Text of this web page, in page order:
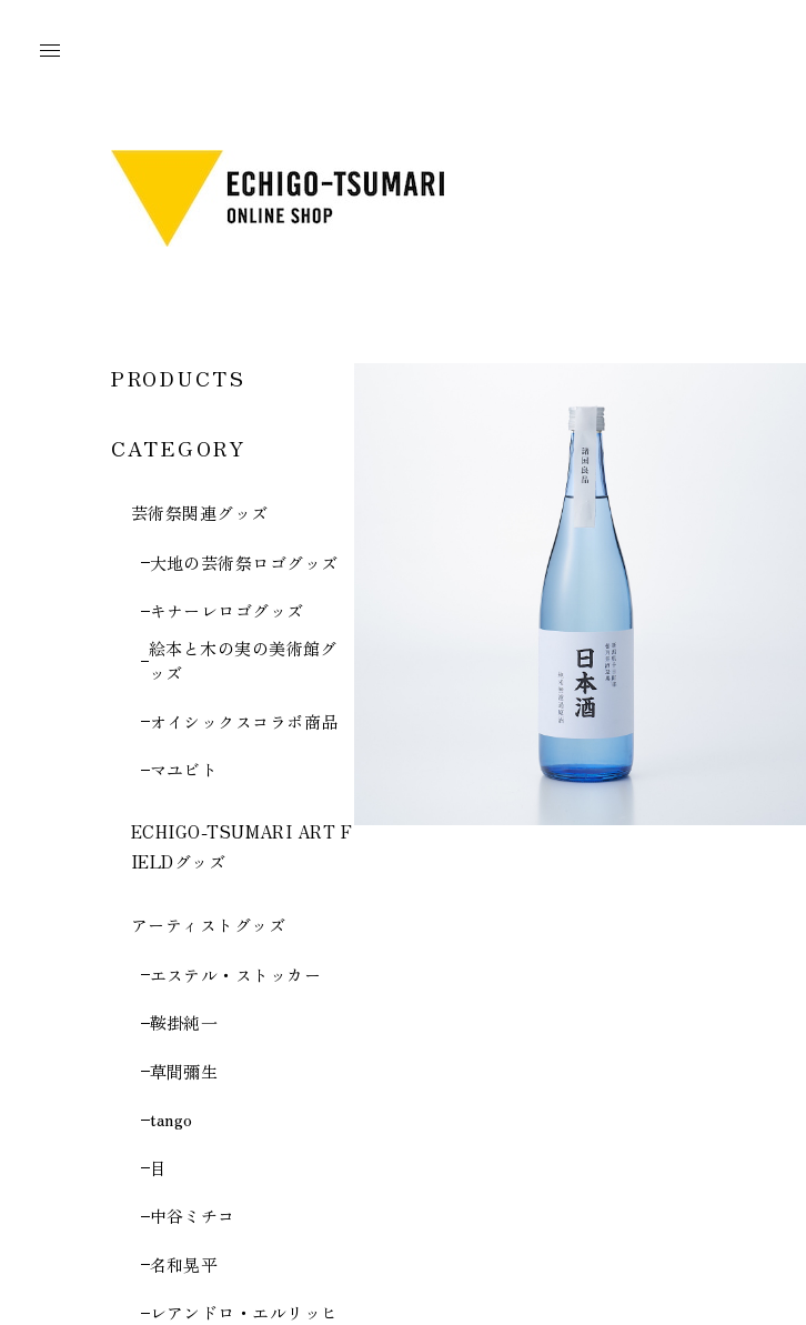
PRODUCTS
CATEGORY
芸術祭関連グッズ
大地の芸術祭ロゴグッズ
キナーレロゴグッズ
絵本と木の実の美術館グ
ッズ
オイシックスコラボ商品
マユビト
ECHIGO-TSUMARI ART F
IELDグッズ
アーティストグッズ
エステル・ストッカー
鞍掛純一
草間彌生
tango
目
中谷ミチコ
名和晃平
レアンドロ・エルリッヒ